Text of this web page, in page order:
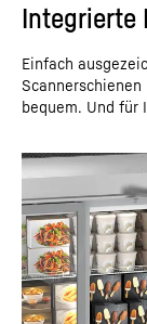
Integrierte
Einfach
bequem. Und für